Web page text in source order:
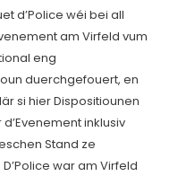
d’Police wéi bei all
am Virfeld vum
eng
duerchgefouert, en
si hier Dispositiounen
inklusiv
Stand ze
war am Virfeld